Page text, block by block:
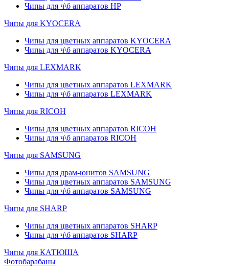
Чипы для ч\б аппаратов HP
Чипы для KYOCERA
Чипы для цветных аппаратов KYOCERA
Чипы для ч\б аппаратов KYOCERA
Чипы для LEXMARK
Чипы для цветных аппаратов LEXMARK
Чипы для ч\б аппаратов LEXMARK
Чипы для RICOH
Чипы для цветных аппаратов RICOH
Чипы для ч\б аппаратов RICOH
Чипы для SAMSUNG
Чипы для драм-юнитов SAMSUNG
Чипы для цветных аппаратов SAMSUNG
Чипы для ч\б аппаратов SAMSUNG
Чипы для SHARP
Чипы для цветных аппаратов SHARP
Чипы для ч\б аппаратов SHARP
Чипы для КАТЮША
Фотобарабаны